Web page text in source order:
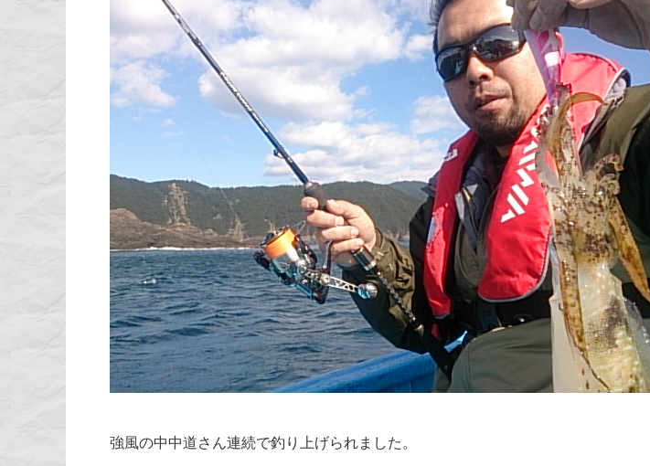
強風の中中道さん連続で釣り上げられました。